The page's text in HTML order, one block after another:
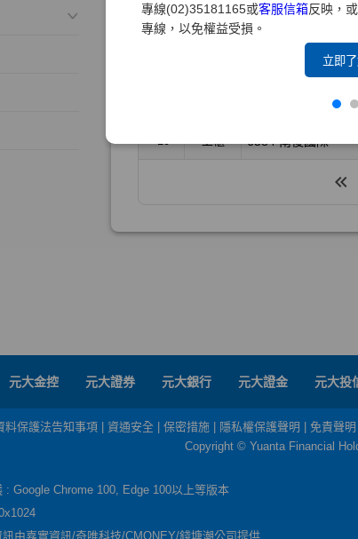
專線(02)35181165或客服信箱反映，
專線，以免權益受損。
立即
元大金控 元大證券 元大銀行 元大證金 元大投
料保護法告知事項 資通安全 保密措施 隱私權保護聲明 免責聲明
Copyright © Yuanta Financial
: Google Chrome 100, Edge 100以上等版本
訊由嘉實資訊/奇唯科技/CMONEY/錢塘潮公司提供